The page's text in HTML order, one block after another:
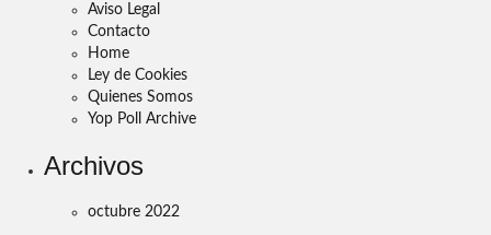
Aviso Legal
Contacto
Home
Ley de Cookies
Quienes Somos
Yop Poll Archive
Archivos
octubre 2022